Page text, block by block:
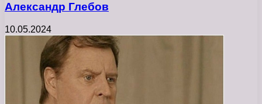
Александр Глебов
10.05.2024